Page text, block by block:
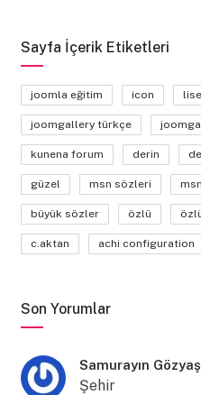
Sayfa İçerik Etiketleri
joomla eğitim icon lise
joomgallery türkçe
kunena forum derin
güzel msn sözleri
büyük sözler özlü
c.aktan achi configuration
Son Yorumlar
Samurayın
Şehir